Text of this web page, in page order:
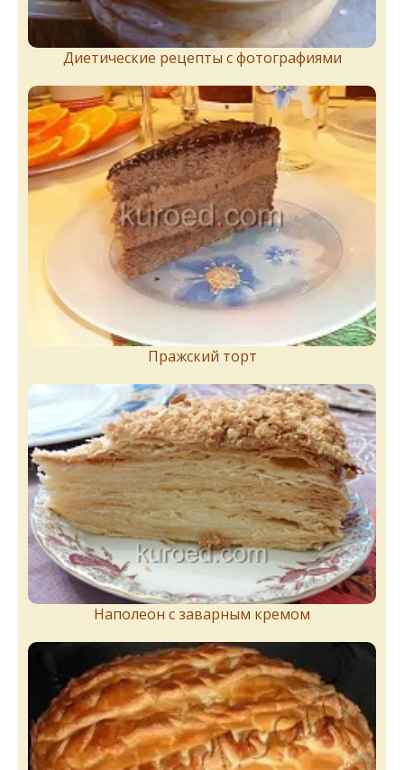
Диетические рецепты с фотографиями
Пражский торт
Наполеон с заварным кремом